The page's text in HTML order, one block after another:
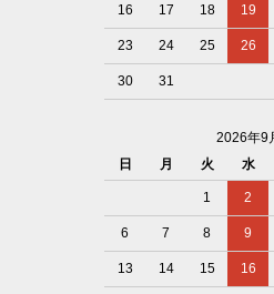
16 17 18 19
23 24 25 26
30 31
2026年9
日
月 火 水
1 2
6 7 8 9
13 14 15 16